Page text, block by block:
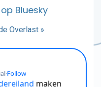
Bluesky
Overlast »